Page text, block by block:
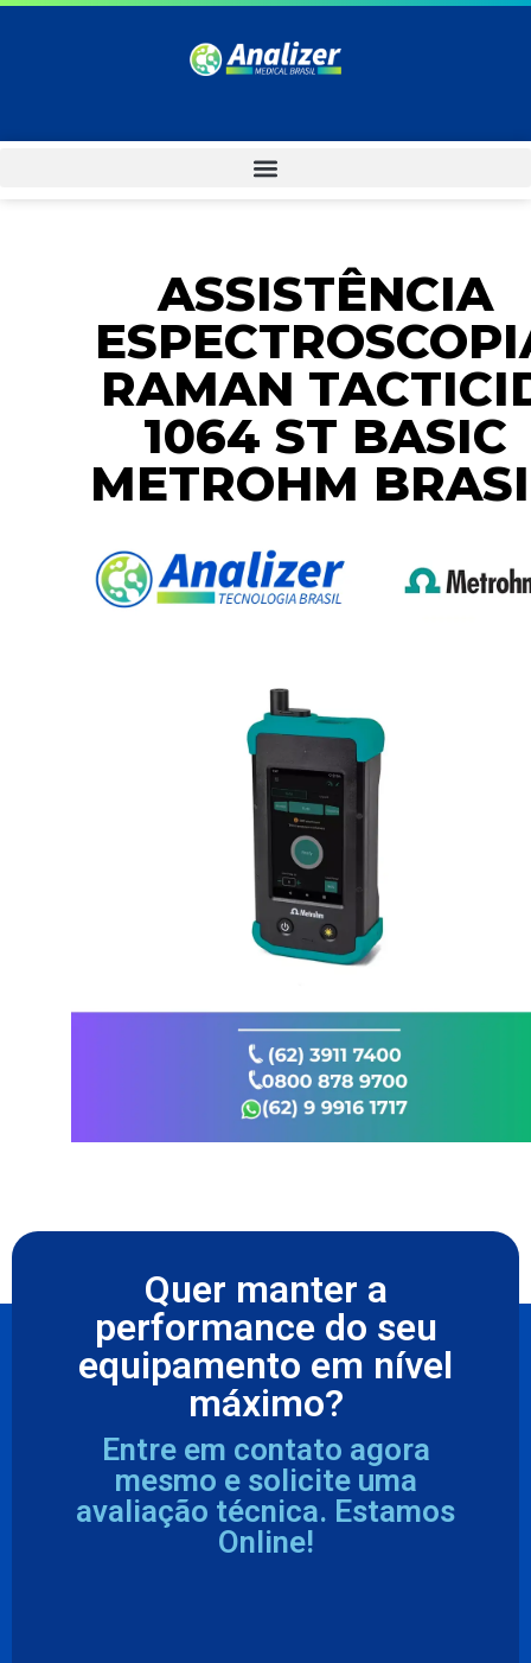
ASSISTÊNCIA
RAMAN
1064 ST BASIC
METROHM
Quer manter a
performance do seu
equipamento em nível
máximo?
Entre em contato agora
mesmo e solicite uma
avaliação técnica. Estamos
Online!